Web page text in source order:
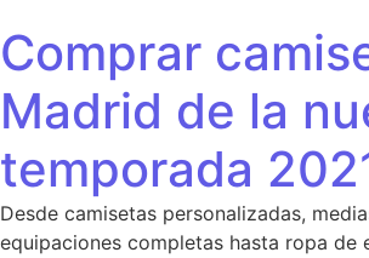
Comprar
Madrid de la
temporada
Desde camisetas personalizadas,
equipaciones completas hasta ropa de